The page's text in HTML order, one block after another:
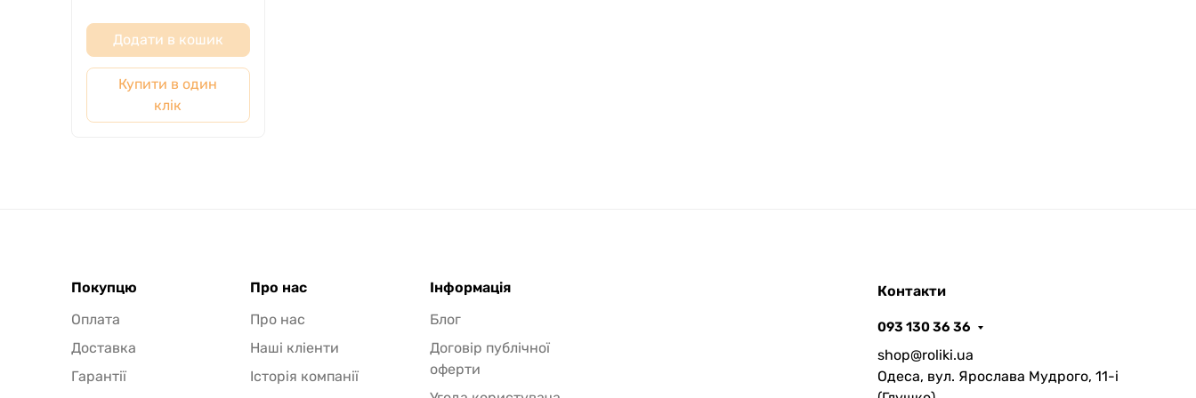
Додати в кошик
Купити в один
клік
Покупцю
Оплата
Доставка
Гарантії
Про нас
Про нас
Наші кліенти
Історія компанії
Інформація
Блог
Договір публічної
оферти
Контакти
093 130 36 36
shop@roliki.ua
Одеса, вул. Ярослава Мудрого, 11-i